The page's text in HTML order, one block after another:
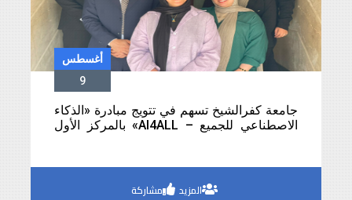
أغسطس
9
جامعة كفرالشيخ تسهم في تتويج مبادرة «الذكاء
الاصطناعي للجميع – AI4ALL» بالمركز الأول
المزيد مشاركة